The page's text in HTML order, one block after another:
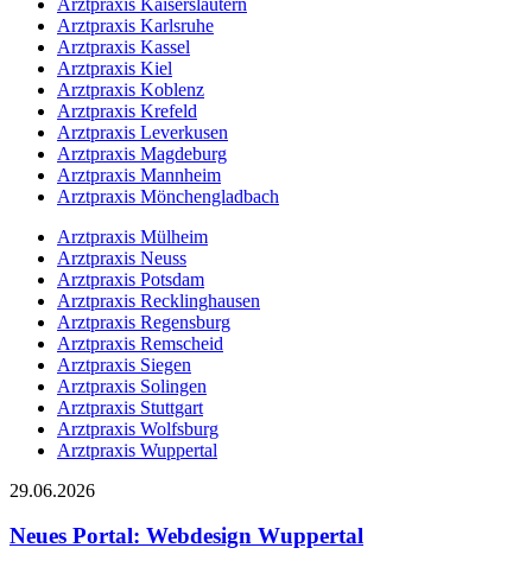
Arztpraxis Karlsruhe
Arztpraxis Kassel
Arztpraxis Kiel
Arztpraxis Koblenz
Arztpraxis Krefeld
Arztpraxis Leverkusen
Arztpraxis Magdeburg
Arztpraxis Mannheim
Arztpraxis Mönchengladbach
Arztpraxis Mülheim
Arztpraxis Neuss
Arztpraxis Potsdam
Arztpraxis Recklinghausen
Arztpraxis Regensburg
Arztpraxis Remscheid
Arztpraxis Siegen
Arztpraxis Solingen
Arztpraxis Stuttgart
Arztpraxis Wolfsburg
Arztpraxis Wuppertal
29.06.2026
Neues Portal: Webdesign Wuppertal